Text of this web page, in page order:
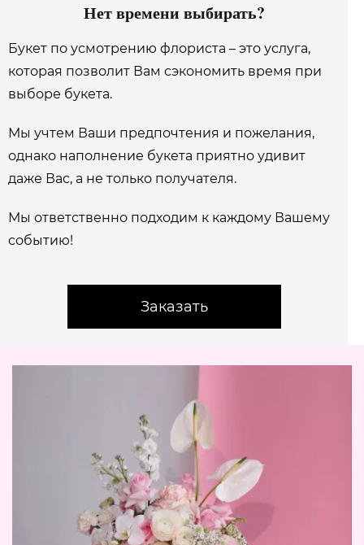
Нет времени выбирать?
Букет по усмотрению флориста – это услуга,
которая позволит Вам сэкономить время при
выборе букета.
Мы учтем Ваши предпочтения и пожелания,
однако наполнение букета приятно удивит
даже Вас, а не только получателя.
Мы ответственно подходим к каждому Вашему
событию!
Заказать